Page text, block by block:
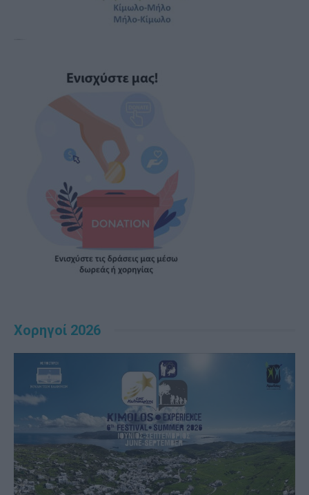
Χορηγοί 2026